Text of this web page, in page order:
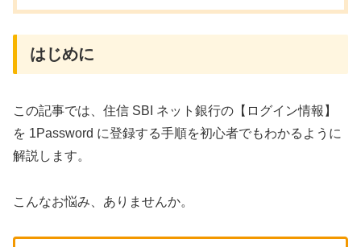
はじめに
この記事では、住信 SBI ネット銀行の【ログイン情報】
を 1Password に登録する手順を初心者でもわかるように
解説します。
こんなお悩み、ありませんか。